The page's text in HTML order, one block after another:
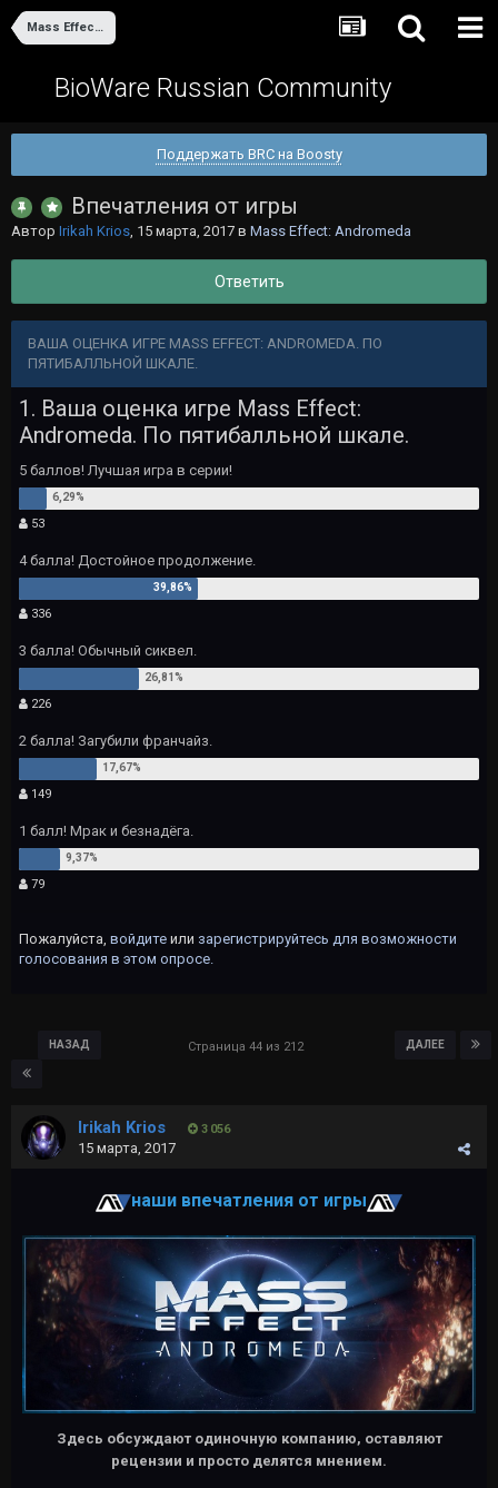
Mass Effect: Andromeda
BioWare Russian Community
Поддержать BRC на Boosty
Впечатления от игры
Автор Irikah Krios, 15 марта, 2017 в Mass Effect: Andromeda
Ответить
ВАША ОЦЕНКА ИГРЕ MASS EFFECT: ANDROMEDA. ПО
ПЯТИБАЛЛЬНОЙ ШКАЛЕ.
1. Ваша оценка игре Mass Effect:
Andromeda. По пятибалльной шкале.
5 баллов! Лучшая игра в серии!
53
4 балла! Достойное продолжение.
336
3 балла! Обычный сиквел.
226
2 балла! Загубили франчайз.
149
1 балл! Мрак и безнадёга.
79
Пожалуйста, войдите или зарегистрируйтесь для возможности
голосования в этом опросе.
НАЗАД ДАЛЕЕ
Страница 44 из 212
Irikah Krios 3 056
15 марта, 2017
наши впечатления от игры
Здесь обсуждают одиночную компанию, оставляют
рецензии и просто делятся мнением.